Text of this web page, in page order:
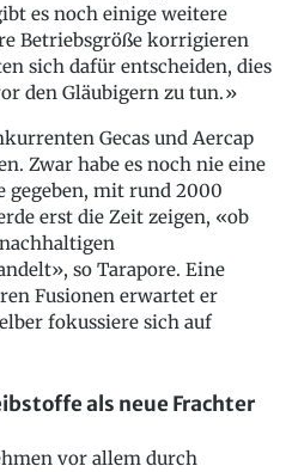
es noch einige weitere
Betriebsgröße korrigieren
sich dafür entscheiden, dies
den Gläubigern zu tun.»
Gecas und Aercap
Zwar habe es noch nie eine
gegeben, mit rund 2000
erst die Zeit zeigen, «ob
so Tarapore. Eine
Fusionen erwartet er
fokussiere sich auf
als neue Frachter
vor allem durch